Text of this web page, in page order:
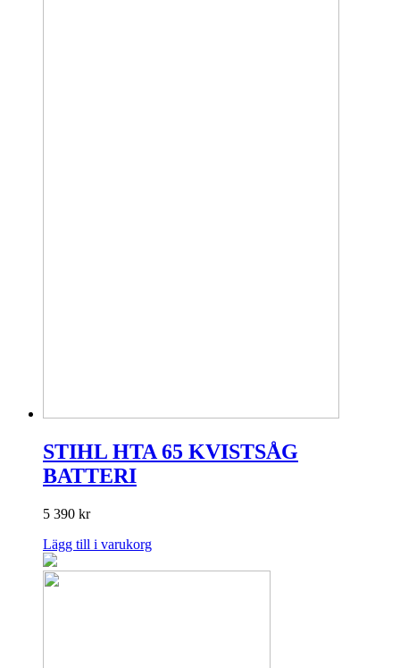
STIHL HTA 65 KVISTSÅG
BATTERI
5 390 kr
Lägg till i varukorg